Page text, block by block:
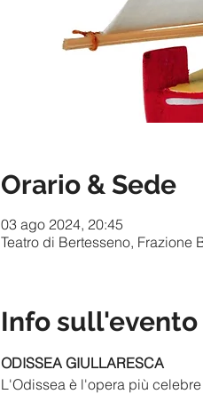
Orario & Sede
03 ago 2024, 20:45
Teatro di Bertesseno, Frazione
Info sull'evento
ODISSEA GIULLARESCA
L'Odissea è l'opera più